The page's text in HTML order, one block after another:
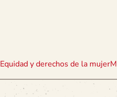
Equidad y derechos de la mujer